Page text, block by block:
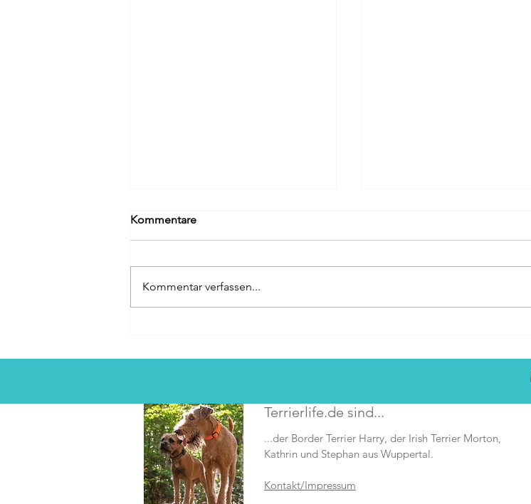
Gestern war ein toller Tag. Auf
stattfand, haben...
Kommentare
Kommentar verfassen...
Terrierlife.de sind...
...der Border Terrier Harry, der Irish Terrier Morton,
Kathrin und Stephan aus Wuppertal.
Kontakt/Impressum